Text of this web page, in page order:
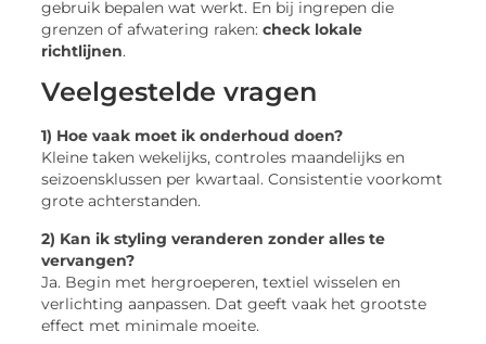
gebruik bepalen wat werkt. En bij ingrepen die
grenzen of afwatering raken:check lokale
richtlijnen.
Veelgestelde vragen
1) Hoe vaak moet ik onderhoud doen?
Kleine taken wekelijks, controles maandelijks en
seizoensklussen per kwartaal. Consistentie voorkomt
grote achterstanden.
2) Kan ik styling veranderen zonder alles te
vervangen?
Ja. Begin met hergroeperen, textiel wisselen en
verlichting aanpassen. Dat geeft vaak het grootste
effect met minimale moeite.